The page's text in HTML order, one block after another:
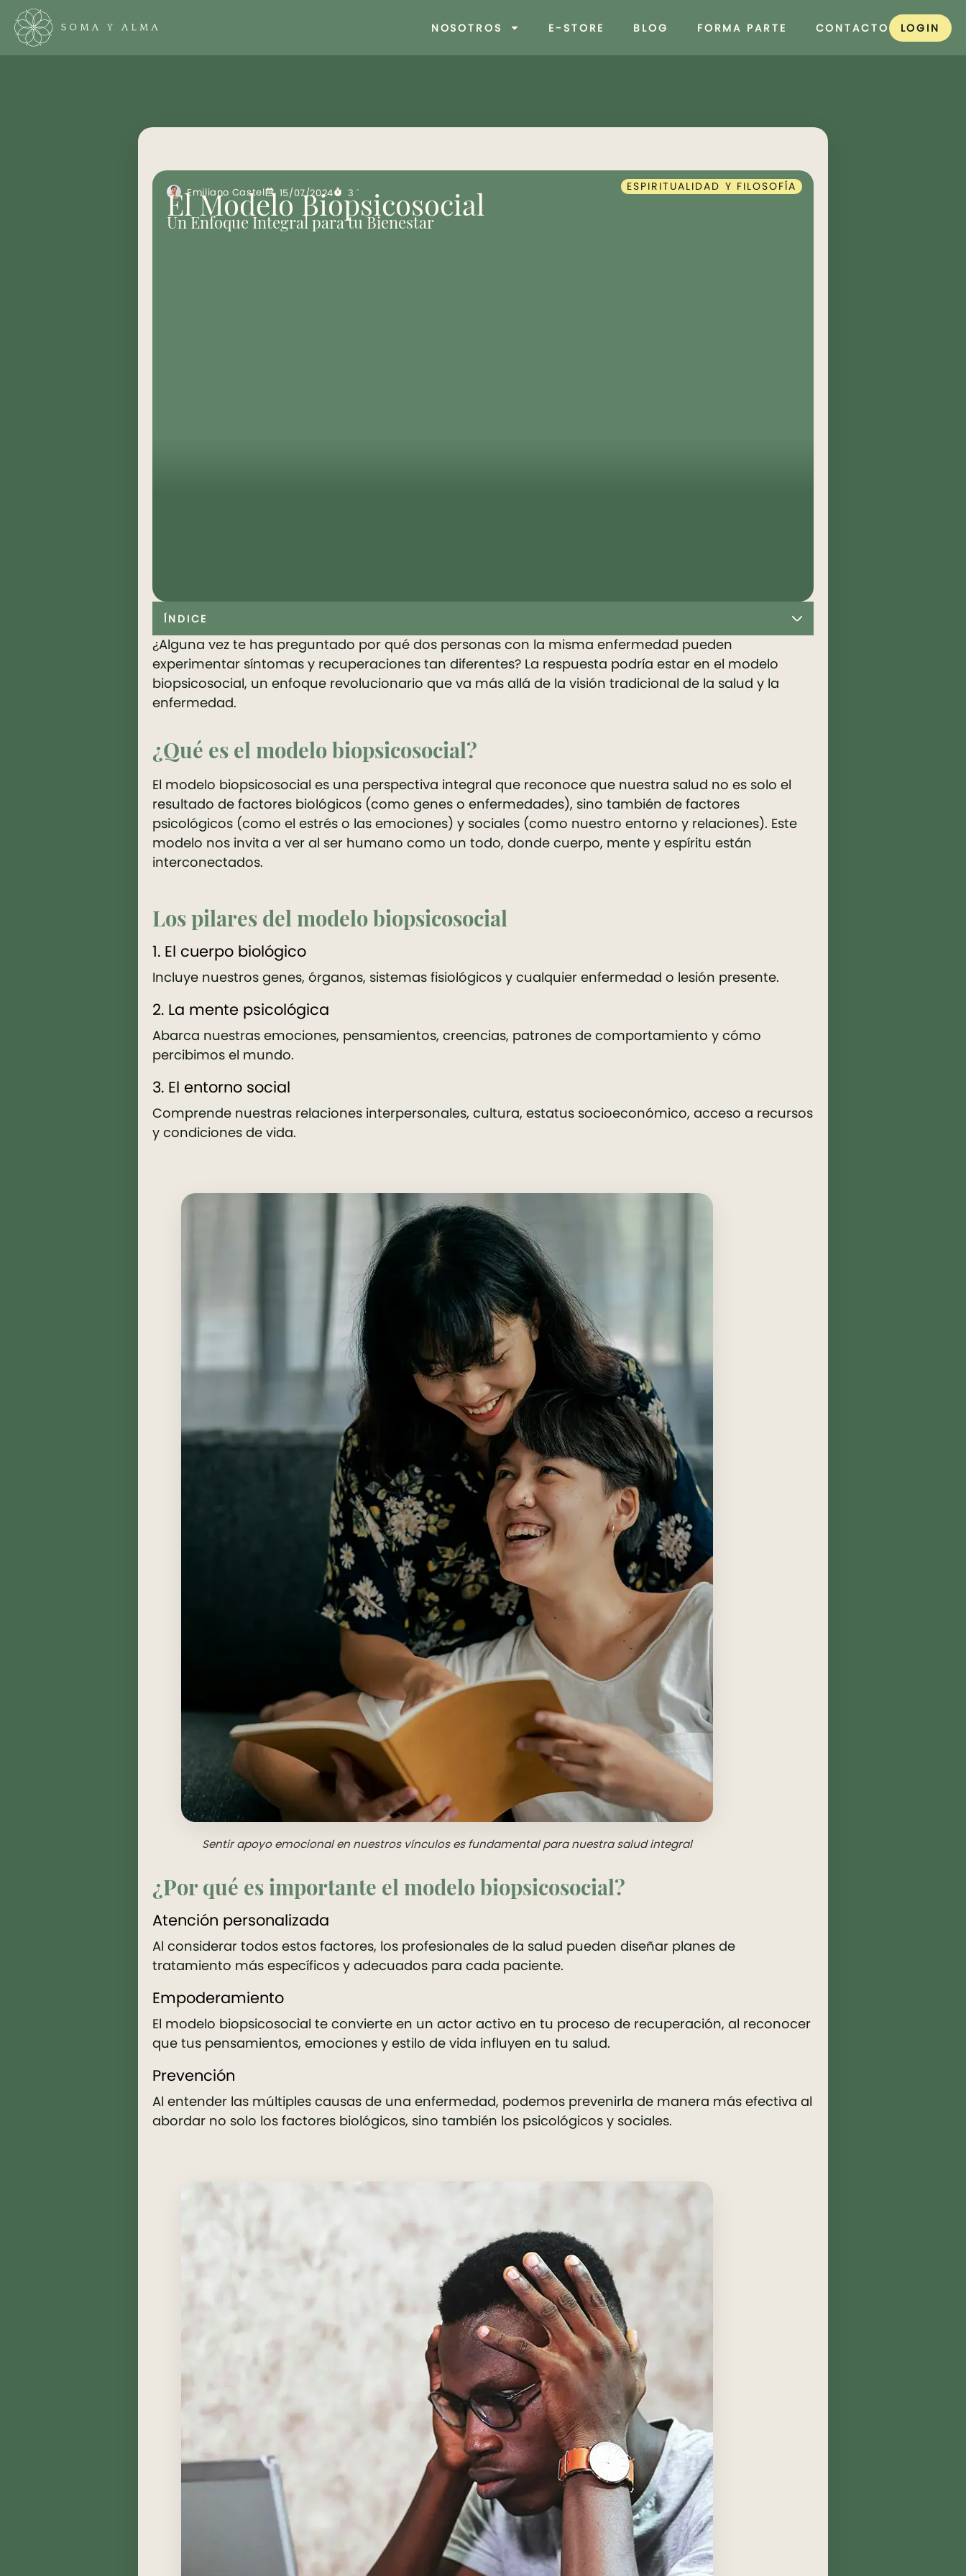
NOSOTROS E-STORE BLOG FORMA PARTE CONTACTO LOGIN
Emiliano Castel 15/07/2024 3 ´
El Modelo Biopsicosocial
Un Enfoque Integral para tu Bienestar
ESPIRITUALIDAD Y FILOSOFÍA
ÍNDICE
¿Alguna vez te has preguntado por qué dos personas con la misma enfermedad pueden
experimentar síntomas y recuperaciones tan diferentes? La respuesta podría estar en el modelo
biopsicosocial, un enfoque revolucionario que va más allá de la visión tradicional de la salud y la
enfermedad.
¿Qué es el modelo biopsicosocial?
El modelo biopsicosocial es una perspectiva integral que reconoce que nuestra salud no es solo el
resultado de factores biológicos (como genes o enfermedades), sino también de factores
psicológicos (como el estrés o las emociones) y sociales (como nuestro entorno y relaciones). Este
modelo nos invita a ver al ser humano como un todo, donde cuerpo, mente y espíritu están
interconectados.
Los pilares del modelo biopsicosocial
1. El cuerpo biológico
Incluye nuestros genes, órganos, sistemas fisiológicos y cualquier enfermedad o lesión presente.
2. La mente psicológica
Abarca nuestras emociones, pensamientos, creencias, patrones de comportamiento y cómo
percibimos el mundo.
3. El entorno social
Comprende nuestras relaciones interpersonales, cultura, estatus socioeconómico, acceso a recursos
y condiciones de vida.
Sentir apoyo emocional en nuestros vínculos es fundamental para nuestra salud integral
¿Por qué es importante el modelo biopsicosocial?
Atención personalizada
Al considerar todos estos factores, los profesionales de la salud pueden diseñar planes de
tratamiento más específicos y adecuados para cada paciente.
Empoderamiento
El modelo biopsicosocial te convierte en un actor activo en tu proceso de recuperación, al reconocer
que tus pensamientos, emociones y estilo de vida influyen en tu salud.
Prevención
Al entender las múltiples causas de una enfermedad, podemos prevenirla de manera más efectiva al
abordar no solo los factores biológicos, sino también los psicológicos y sociales.